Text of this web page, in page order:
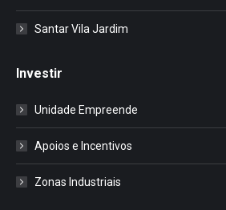
Santar Vila Jardim
Investir
Unidade Empreende
Apoios e Incentivos
Zonas Industriais